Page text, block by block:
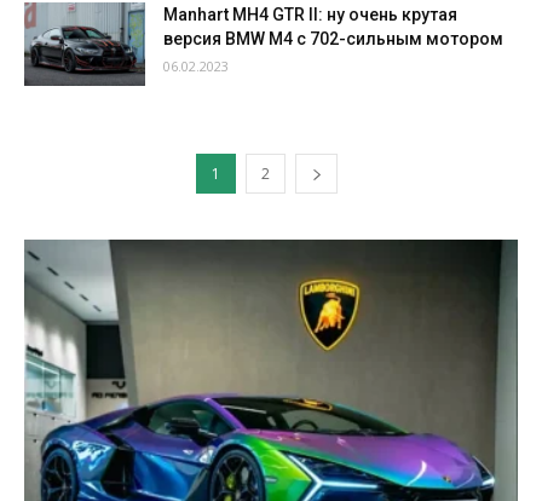
Manhart MH4 GTR II: ну очень крутая
версия BMW M4 c 702-сильным мотором
06.02.2023
1 2